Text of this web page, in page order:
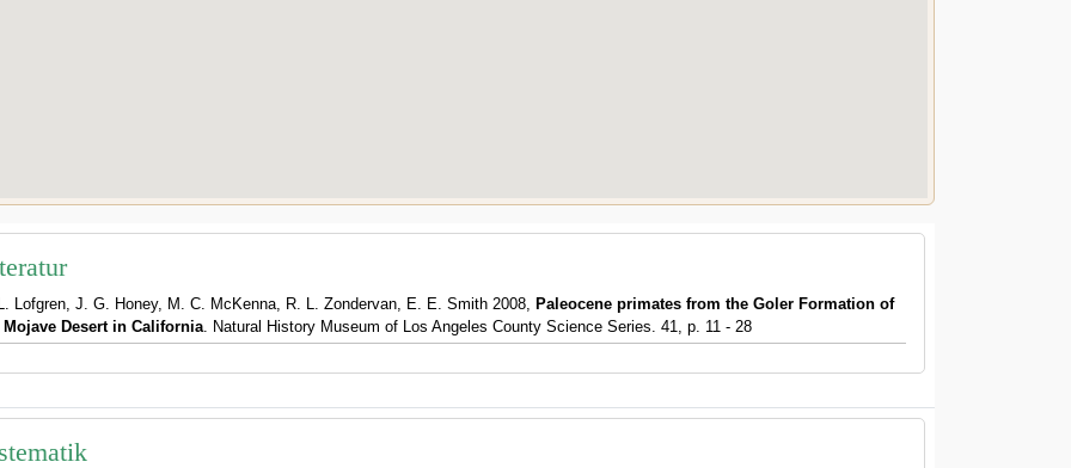
Lofgren, J. G. Honey, M. C. McKenna, R. L. Zondervan, E. E. Smith 2008, Paleocene primates from the Goler Formation of
Mojave Desert in California. Natural History Museum of Los Angeles County Science Series. 41, p. 11 - 28